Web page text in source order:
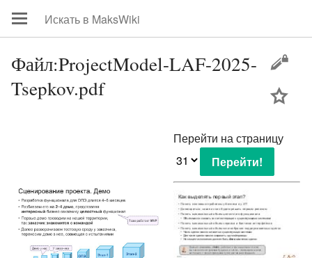
Файл:ProjectModel-LAF-2025-
Tsepkov.pdf
Перейти на страницу